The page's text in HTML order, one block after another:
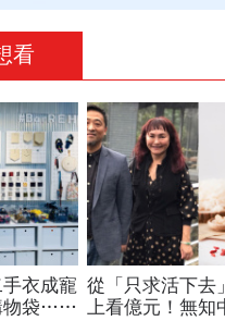
看
衣成寵
物袋….
從「只求活下去
上看億元！無知